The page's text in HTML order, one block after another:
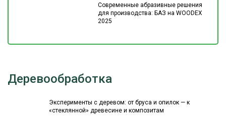
Современные абразивные решения
для производства: БАЗ на WOODEX
2025
Деревообработка
Эксперименты с деревом: от бруса и опилок — к
«стеклянной» древесине и композитам